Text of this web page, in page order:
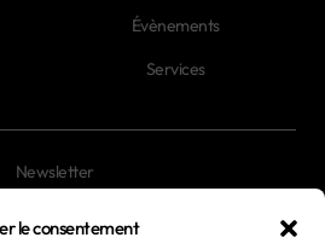
le consentement
Évènements
Services
Newsletter